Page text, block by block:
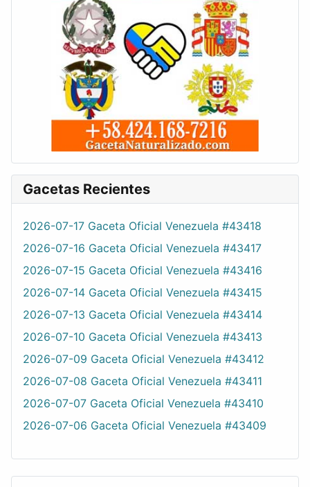
Gacetas Recientes
2026-07-17 Gaceta Oficial Venezuela #43418
2026-07-16 Gaceta Oficial Venezuela #43417
2026-07-15 Gaceta Oficial Venezuela #43416
2026-07-14 Gaceta Oficial Venezuela #43415
2026-07-13 Gaceta Oficial Venezuela #43414
2026-07-10 Gaceta Oficial Venezuela #43413
2026-07-09 Gaceta Oficial Venezuela #43412
2026-07-08 Gaceta Oficial Venezuela #43411
2026-07-07 Gaceta Oficial Venezuela #43410
2026-07-06 Gaceta Oficial Venezuela #43409